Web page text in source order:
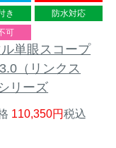
き
防水対応
可
単眼スコープ
（リンクス
リーズ
110,350
税込